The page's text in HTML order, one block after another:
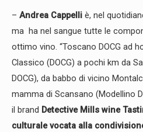
– Andrea Cappelli è, nel
ma ha nel sangue tutte le
ottimo vino. “Toscano DOCG ad
Classico (DOCG) a pochi km da
DOCG), da babbo di vicino
mamma di Scansano (Modellino
il brand Detective Mills wine
culturale vocata alla